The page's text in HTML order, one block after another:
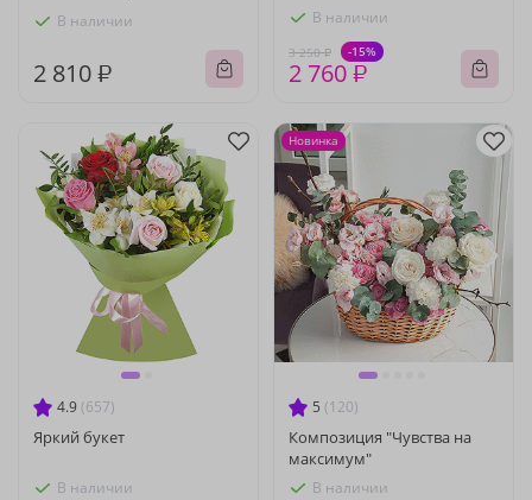
В наличии
2 810 ₽
В наличии
3 250 ₽ -15%
2 760 ₽
4.9 (657)
Яркий букет
В наличии
5 (120)
Композиция "Чувства на
максимум"
В наличии
Новинка